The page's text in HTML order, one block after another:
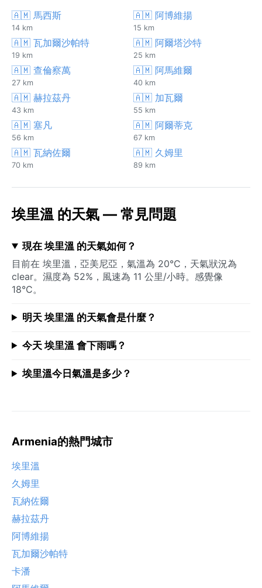
🇦🇲 馬西斯
14 km
🇦🇲 阿博維揚
15 km
🇦🇲 瓦加爾沙帕特
19 km
🇦🇲 阿爾塔沙特
25 km
🇦🇲 查倫察萬
27 km
🇦🇲 阿馬維爾
40 km
🇦🇲 赫拉茲丹
43 km
🇦🇲 加瓦爾
55 km
🇦🇲 塞凡
56 km
🇦🇲 阿爾蒂克
67 km
🇦🇲 瓦納佐爾
70 km
🇦🇲 久姆里
89 km
埃里溫 的天氣 — 常見問題
現在 埃里溫 的天氣如何？
目前在 埃里溫，亞美尼亞，氣溫為 20°C，天氣狀況為
clear。濕度為 52%，風速為 11 公里/小時。感覺像
18°C。
明天 埃里溫 的天氣會是什麼？
今天 埃里溫 會下雨嗎？
埃里溫今日氣溫是多少？
Armenia的熱門城市
埃里溫
久姆里
瓦納佐爾
赫拉茲丹
阿博維揚
瓦加爾沙帕特
卡潘